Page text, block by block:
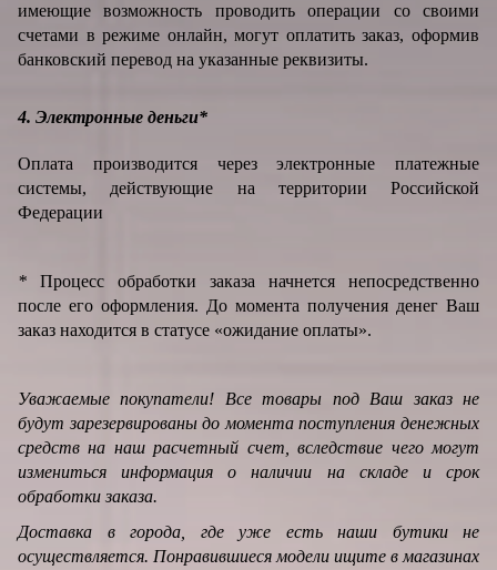
имеющие возможность проводить операции со своими
счетами в режиме онлайн, могут оплатить заказ, оформив
банковский перевод на указанные реквизиты.
4. Электронные деньги*
Оплата производится через электронные платежные
системы, действующие на территории Российской
Федерации
* Процесс обработки заказа начнется непосредственно
после его оформления. До момента получения денег Ваш
заказ находится в статусе «ожидание оплаты».
Уважаемые покупатели! Все товары под Ваш заказ не
будут зарезервированы до момента поступления денежных
средств на наш расчетный счет, вследствие чего могут
измениться информация о наличии на складе и срок
обработки заказа.
Доставка в города, где уже есть наши бутики не
осуществляется. Понравившиеся модели ищите в магазинах